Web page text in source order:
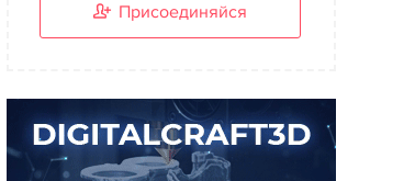
Присоединяйся